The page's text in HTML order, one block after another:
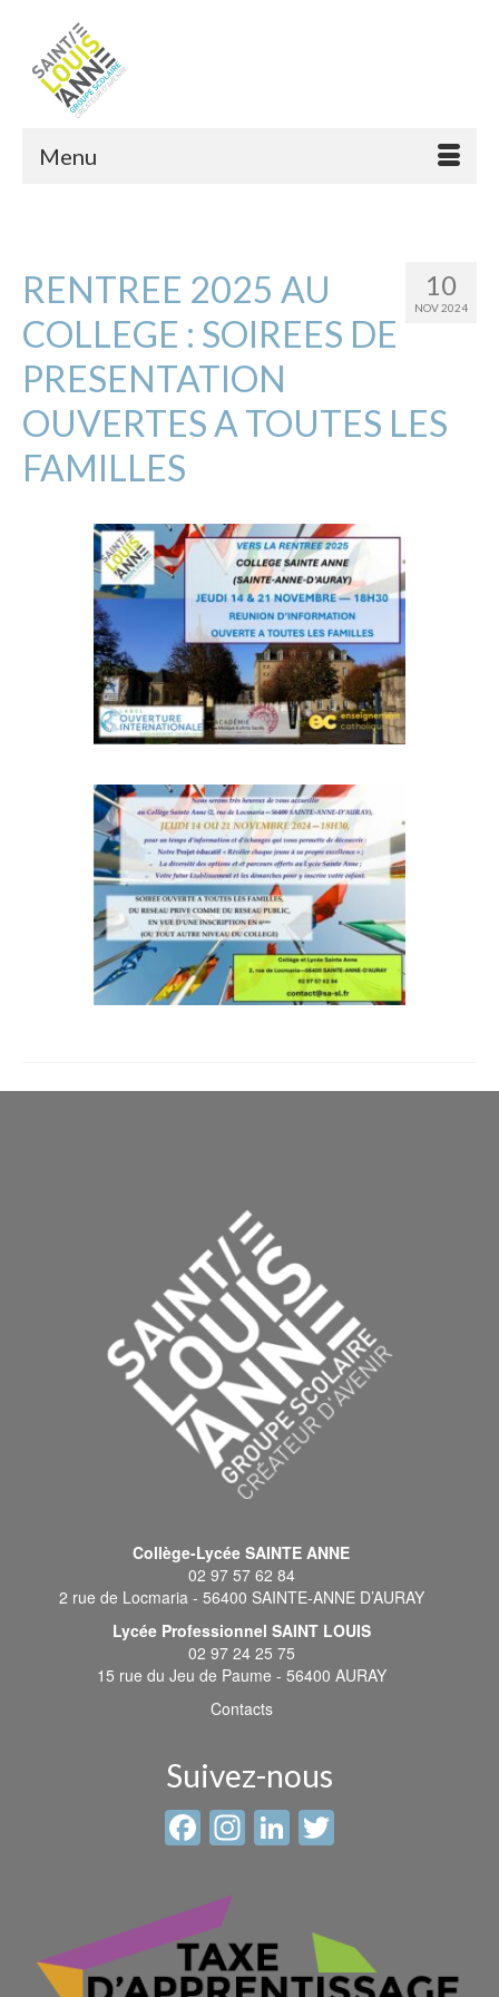
Menu
10
NOV 2024
RENTREE 2025 AU
COLLEGE : SOIREES DE
PRESENTATION
OUVERTES A TOUTES LES
FAMILLES
Collège-Lycée SAINTE ANNE
02 97 57 62 84
2 rue de Locmaria - 56400 SAINTE-ANNE D’AURAY
Lycée Professionnel SAINT LOUIS
02 97 24 25 75
15 rue du Jeu de Paume - 56400 AURAY
Contacts
Suivez-nous
Facebook
Instagram
LinkedIn